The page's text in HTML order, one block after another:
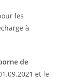
de
et le